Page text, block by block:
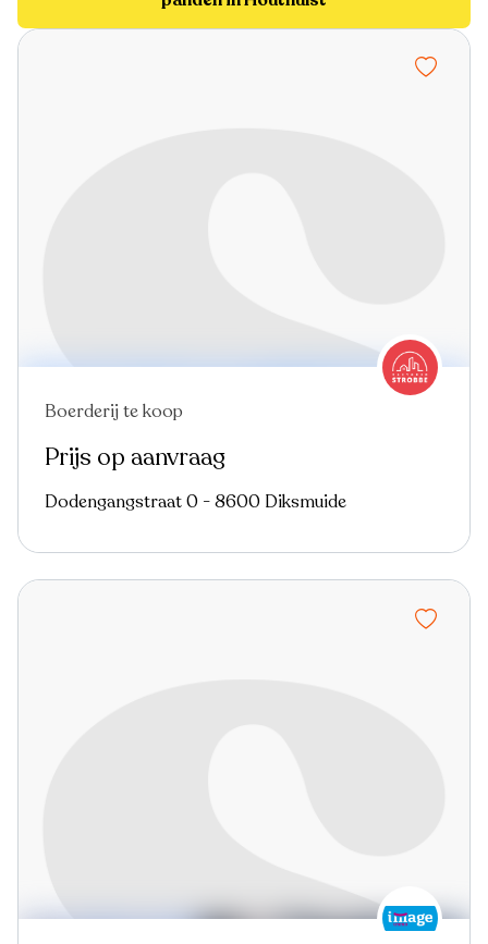
In optie
Boerderij te koop
Prijs op aanvraag
Dodengangstraat 0 - 8600 Diksmuide